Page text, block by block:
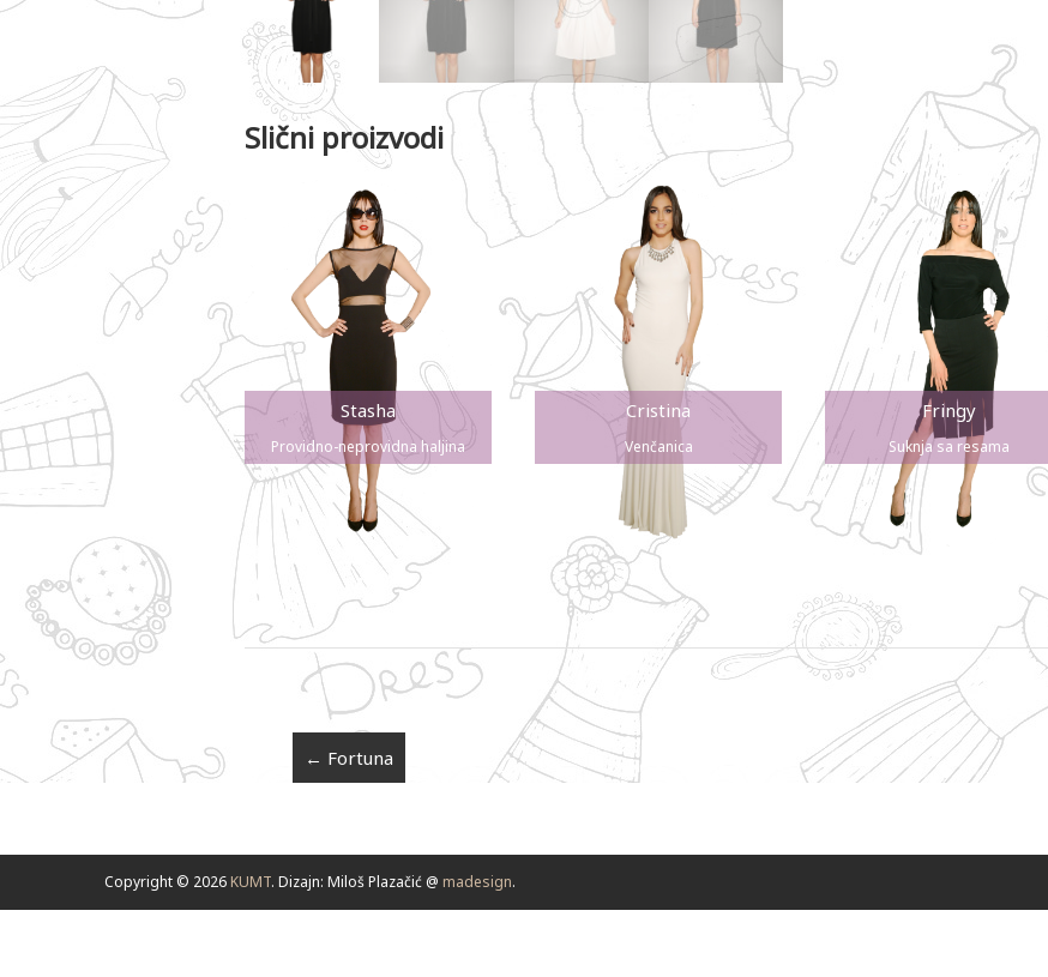
Slični proizvodi
Stasha
Providno-neprovidna haljina
Cristina
Venčanica
Fringy
Suknja sa resama
← Fortuna
Copyright © 2026 KUMT. Dizajn: Miloš Plazačić @ madesign.